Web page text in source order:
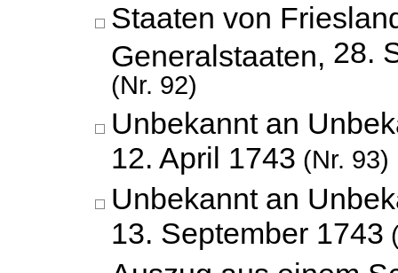
Staaten von
Generalstaaten, 28.
(Nr. 92)
Unbekannt an
12. April 1743 (Nr. 93)
Unbekannt an
13. September 1743